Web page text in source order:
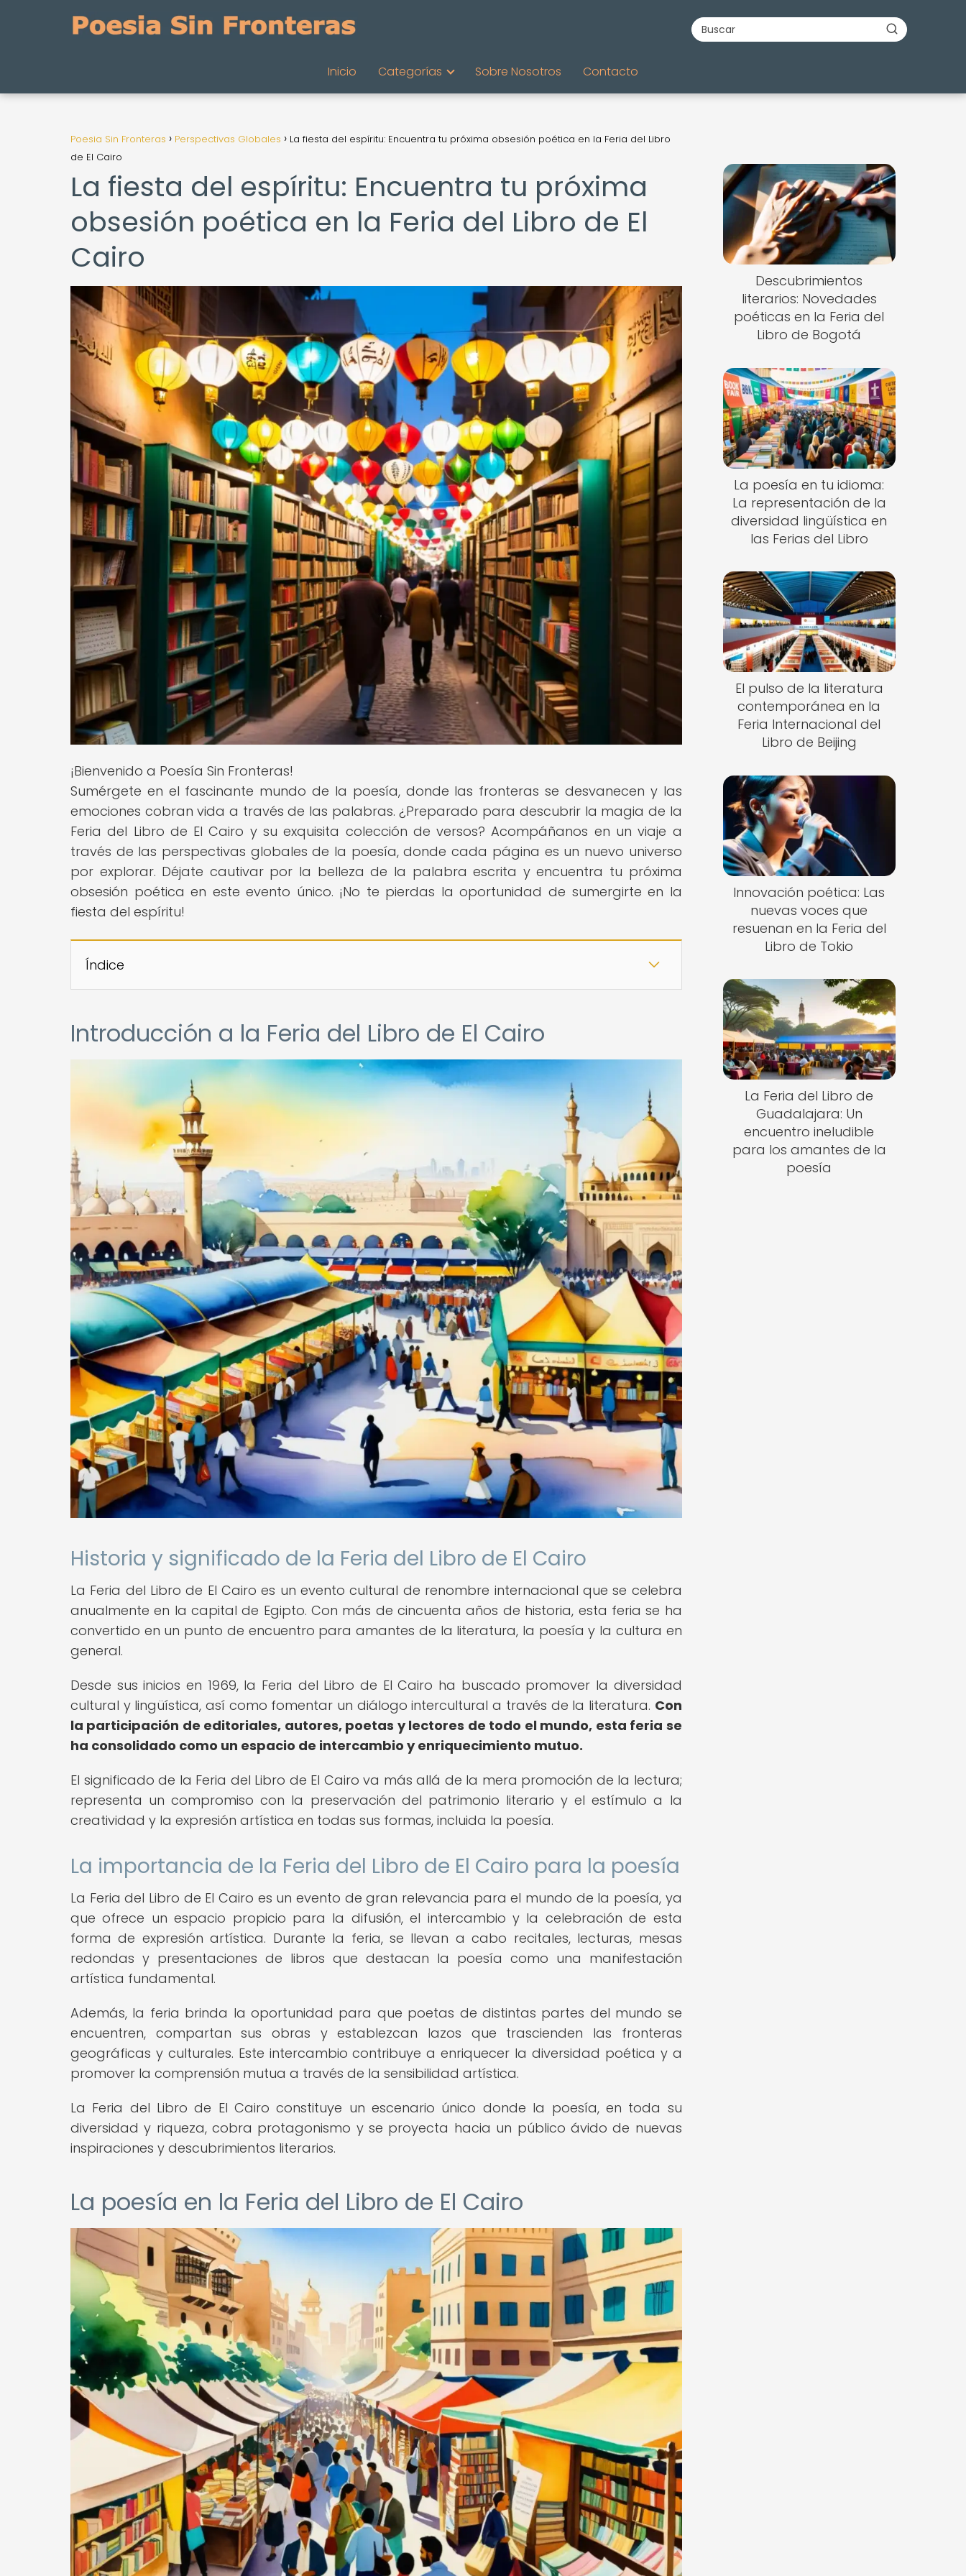
Inicio Categorías Sobre Nosotros Contacto
Poesia Sin Fronteras Perspectivas Globales
La fiesta del espíritu: Encuentra tu próxima obsesión poética en la Feria del Libro
de El Cairo
La fiesta del espíritu: Encuentra tu próxima
obsesión poética en la Feria del Libro de El
Cairo
¡Bienvenido a Poesía Sin Fronteras!
Sumérgete en el fascinante mundo de la poesía, donde las fronteras se desvanecen y las
emociones cobran vida a través de las palabras. ¿Preparado para descubrir la magia de la
Feria del Libro de El Cairo y su exquisita colección de versos? Acompáñanos en un viaje a
través de las perspectivas globales de la poesía, donde cada página es un nuevo universo
por explorar. Déjate cautivar por la belleza de la palabra escrita y encuentra tu próxima
obsesión poética en este evento único. ¡No te pierdas la oportunidad de sumergirte en la
fiesta del espíritu!
Índice
Introducción a la Feria del Libro de El Cairo
Historia y significado de la Feria del Libro de El Cairo
La Feria del Libro de El Cairo es un evento cultural de renombre internacional que se celebra
anualmente en la capital de Egipto. Con más de cincuenta años de historia, esta feria se ha
convertido en un punto de encuentro para amantes de la literatura, la poesía y la cultura en
general.
Desde sus inicios en 1969, la Feria del Libro de El Cairo ha buscado promover la diversidad
cultural y lingüística, así como fomentar un diálogo intercultural a través de la literatura. Con
la participación de editoriales, autores, poetas y lectores de todo el mundo, esta feria se
ha consolidado como un espacio de intercambio y enriquecimiento mutuo.
El significado de la Feria del Libro de El Cairo va más allá de la mera promoción de la lectura;
representa un compromiso con la preservación del patrimonio literario y el estímulo a la
creatividad y la expresión artística en todas sus formas, incluida la poesía.
La importancia de la Feria del Libro de El Cairo para la poesía
La Feria del Libro de El Cairo es un evento de gran relevancia para el mundo de la poesía, ya
que ofrece un espacio propicio para la difusión, el intercambio y la celebración de esta
forma de expresión artística. Durante la feria, se llevan a cabo recitales, lecturas, mesas
redondas y presentaciones de libros que destacan la poesía como una manifestación
artística fundamental.
Además, la feria brinda la oportunidad para que poetas de distintas partes del mundo se
encuentren, compartan sus obras y establezcan lazos que trascienden las fronteras
geográficas y culturales. Este intercambio contribuye a enriquecer la diversidad poética y a
promover la comprensión mutua a través de la sensibilidad artística.
La Feria del Libro de El Cairo constituye un escenario único donde la poesía, en toda su
diversidad y riqueza, cobra protagonismo y se proyecta hacia un público ávido de nuevas
inspiraciones y descubrimientos literarios.
La poesía en la Feria del Libro de El Cairo
Descubrimientos
literarios: Novedades
poéticas en la Feria del
Libro de Bogotá
La poesía en tu idioma:
La representación de la
diversidad lingüística en
las Ferias del Libro
El pulso de la literatura
contemporánea en la
Feria Internacional del
Libro de Beijing
Innovación poética: Las
nuevas voces que
resuenan en la Feria del
Libro de Tokio
La Feria del Libro de
Guadalajara: Un
encuentro ineludible
para los amantes de la
poesía